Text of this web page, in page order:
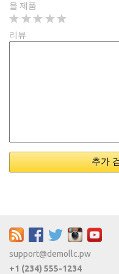
율 제품
리뷰
support@demollc.pw
+1 (234) 555-1234